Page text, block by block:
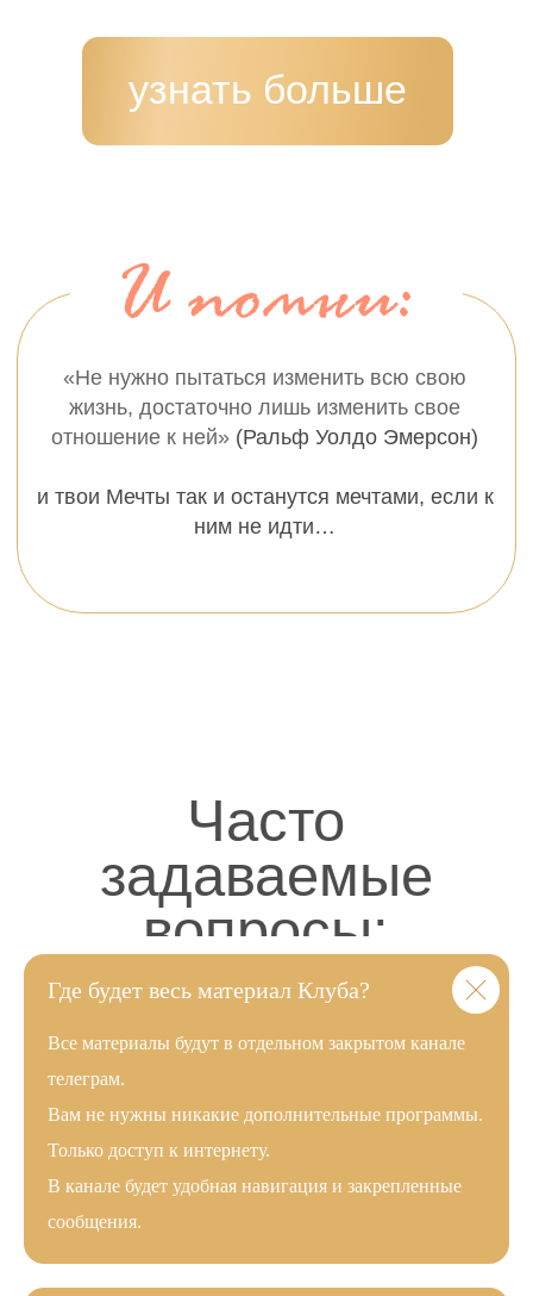
Где будет весь материал Клуба?
Все материалы будут в отдельном закрытом канале
телеграм.
Вам не нужны никакие дополнительные программы.
Только доступ к интернету.
В канале будет удобная навигация и закрепленные
сообщения.